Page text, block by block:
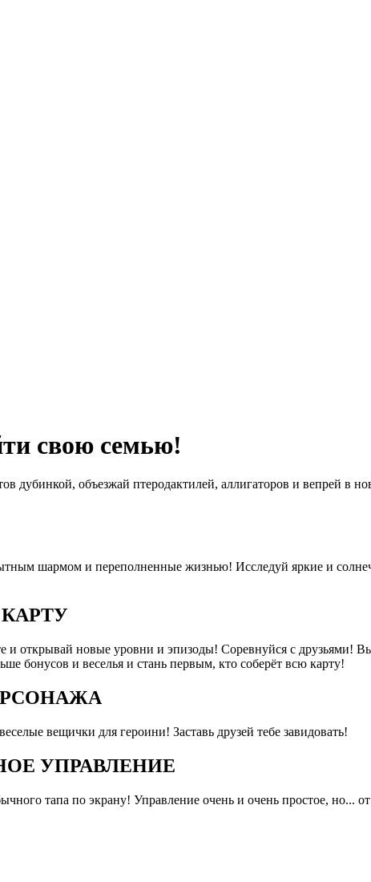
свою семью!
дубинкой, объезжай птеродактилей, аллигаторов и вепрей
шармом и переполненные жизнью! Исследуй яркие и
и открывай новые уровни и эпизоды! Соревнуйся с друзьями!
бонусов и веселья и стань первым, кто соберёт всю карту!
вещички для героини! Заставь друзей тебе завидовать!
УПРАВЛЕНИЕ
тапа по экрану! Управление очень и очень простое, но...